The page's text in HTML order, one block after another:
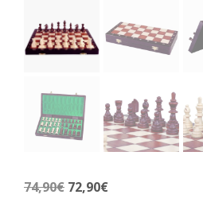
74,90€ El
72,90€El